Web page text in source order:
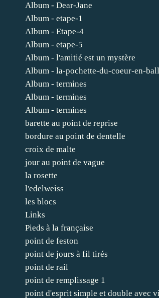
Album - Dear-Jane
Album - etape-1
Album - Etape-4
Album - etape-5
Album - l'amitié est un mystère
Album - la-pochette-du-coeur-en-
Album - termines
Album - termines
Album - termines
barette au point de reprise
bordure au point de dentelle
croix de malte
jour au point de vague
la rosette
l'edelweiss
les blocs
Links
Pieds à la française
point de feston
point de jours à fil tirés
point de rail
point de remplissage 1
point d'esprit simple et double avec